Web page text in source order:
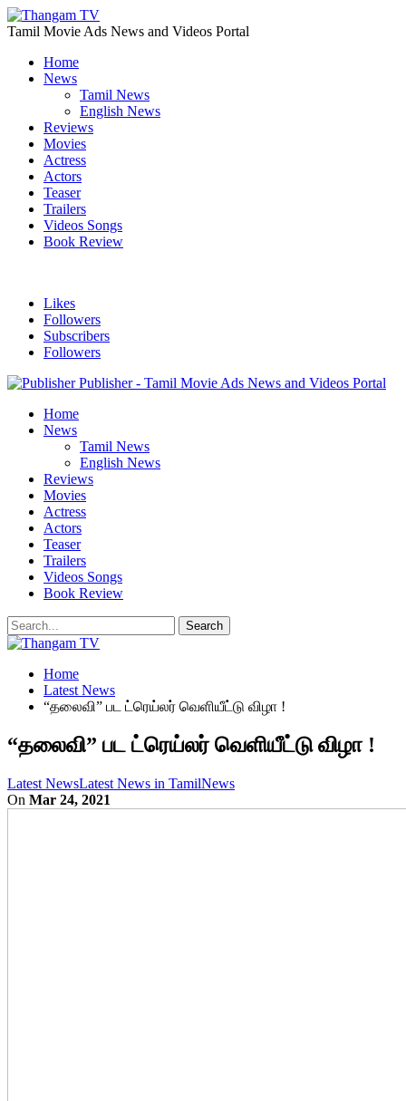
Tamil Movie Ads News and Videos Portal
Home
News
Tamil News
English News
Reviews
Movies
Actress
Actors
Teaser
Trailers
Videos Songs
Book Review
Likes
Followers
Subscribers
Followers
Publisher - Tamil Movie Ads News and Videos Portal
Home
News
Tamil News
English News
Reviews
Movies
Actress
Actors
Teaser
Trailers
Videos Songs
Book Review
Home
Latest News
“தலைவி” பட ட்ரெய்லர் வெளியீட்டு விழா !
“தலைவி” பட ட்ரெய்லர் வெளியீட்டு விழா !
Latest NewsLatest News in TamilNews
On Mar 24, 2021